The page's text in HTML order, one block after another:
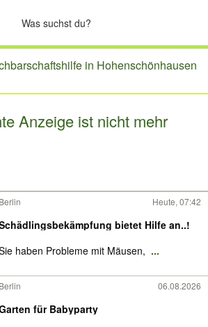
in Hohenschönhausen
Anzeige ist nicht mehr
Berlin Heute, 07:42
bietet Hilfe an..!
haben Probleme mit Mäusen, ...
Berlin 06.08.2026
für Babyparty